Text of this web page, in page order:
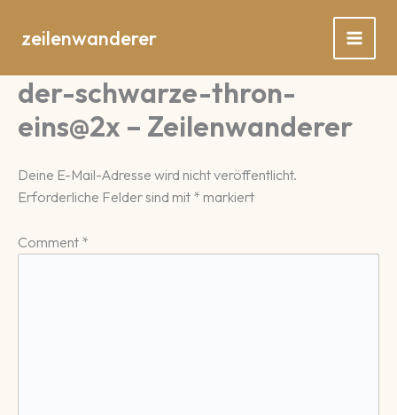
Inhaltzeilenwanderer
der-schwarze-thron-
eins@2x – Zeilenwanderer
Deine E-Mail-Adresse wird nicht veröffentlicht.
Erforderliche Felder sind mit * markiert
Comment *